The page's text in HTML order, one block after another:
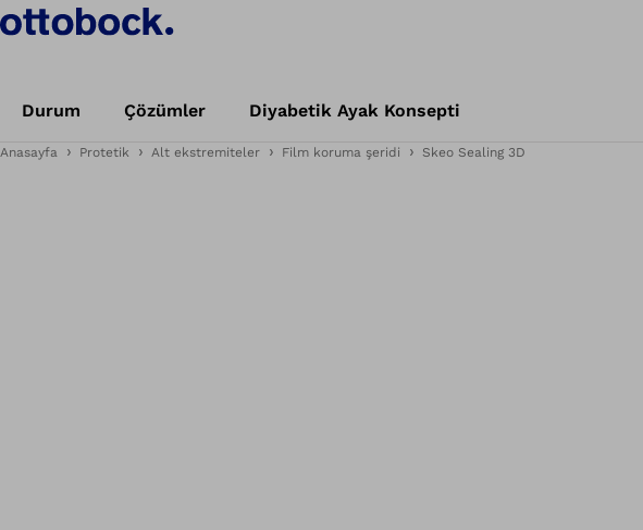
Durum Çözümler Diyabetik Ayak Konsepti
Anasayfa Protetik Alt ekstremiteler Film koruma şeridi Skeo Sealing 3D